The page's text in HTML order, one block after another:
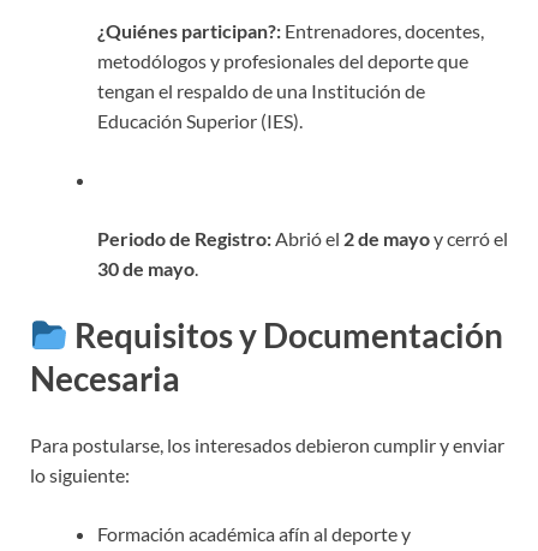
¿Quiénes participan?: Entrenadores, docentes,
metodólogos y profesionales del deporte que
tengan el respaldo de una Institución de
Educación Superior (IES).
Periodo de Registro:Abrió el 2 de mayoy cerró el
30 de mayo.
Requisitos y Documentación
Necesaria
Para postularse, los interesados debieron cumplir y enviar
lo siguiente:
Formación académica afín al deporte y